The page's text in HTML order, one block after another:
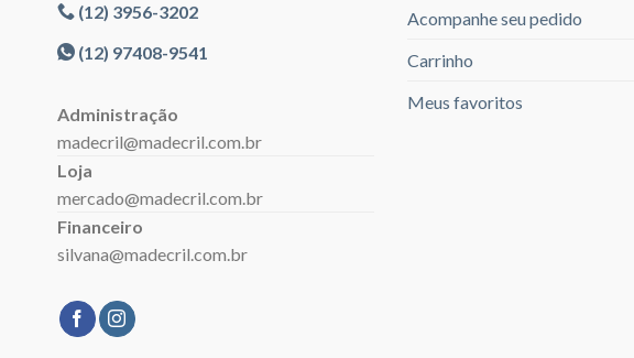
(12) 3956-3202
(12) 97408-9541
Administração
madecril@madecril.com.br
Loja
mercado@madecril.com.br
Financeiro
silvana@madecril.com.br
Acompanhe seu pedido
Carrinho
Meus favoritos